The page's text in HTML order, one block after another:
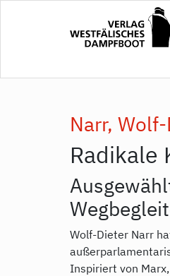
Narr,
Radikale
Wolf-Dieter Narr
Inspiriert von